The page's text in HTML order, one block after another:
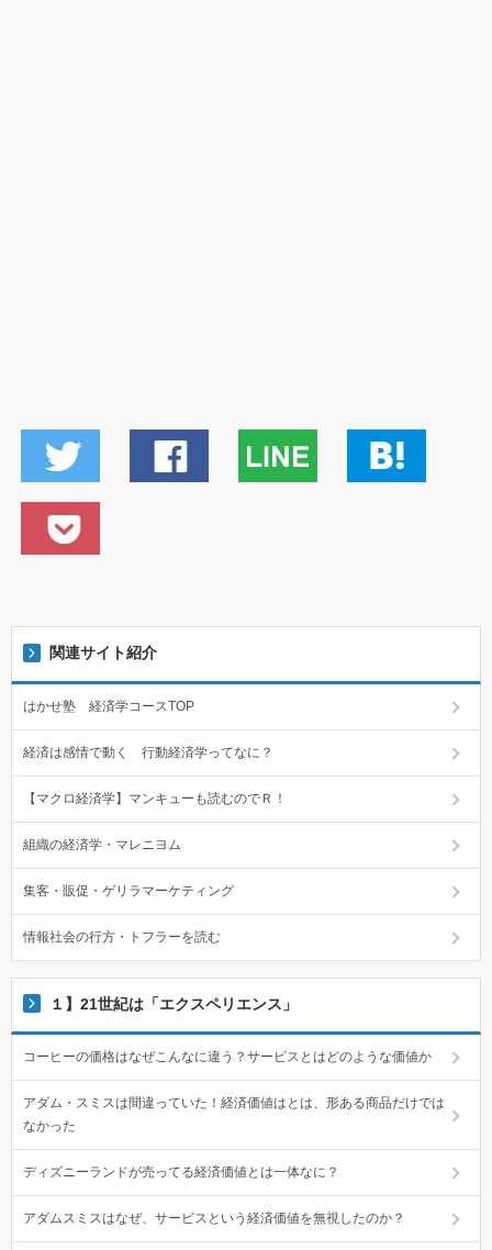
関連サイト紹介
はかせ塾 経済学コースTOP
経済は感情で動く 行動経済学ってなに？
【マクロ経済学】マンキューも読むのでＲ！
組織の経済学・マレニヨム
集客・販促・ゲリラマーケティング
情報社会の行方・トフラーを読む
１】21世紀は「エクスペリエンス」
コーヒーの価格はなぜこんなに違う？サービスとはどのような価値か
アダム・スミスは間違っていた！経済価値はとは、形ある商品だけでは
なかった
ディズニーランドが売ってる経済価値とは一体なに？
アダムスミスはなぜ、サービスという経済価値を無視したのか？